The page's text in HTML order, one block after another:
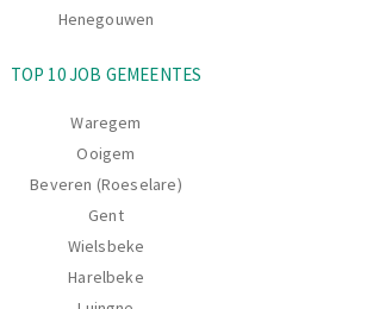
Henegouwen
TOP 10 JOB GEMEENTES
Waregem
Ooigem
Beveren (Roeselare)
Gent
Wielsbeke
Harelbeke